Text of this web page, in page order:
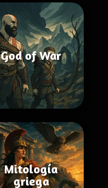
God of War
Mitología
griega